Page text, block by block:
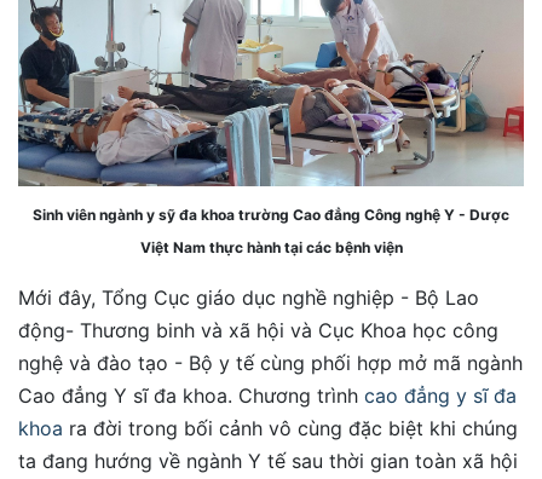
Sinh viên ngành y sỹ đa khoa trường Cao đẳng Công nghệ Y - Dược
Việt Nam thực hành tại các bệnh viện
Mới đây, Tổng Cục giáo dục nghề nghiệp - Bộ Lao
động- Thương binh và xã hội và Cục Khoa học công
nghệ và đào tạo - Bộ y tế cùng phối hợp mở mã ngành
Cao đẳng Y sĩ đa khoa. Chương trình cao đẳng y sĩ đa
khoa ra đời trong bối cảnh vô cùng đặc biệt khi chúng
ta đang hướng về ngành Y tế sau thời gian toàn xã hội